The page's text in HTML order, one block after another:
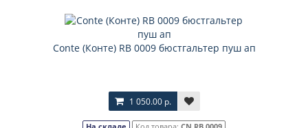
Соnte (Конте) RB 0009 бюстгальтер пуш ап
1 050.00 р.